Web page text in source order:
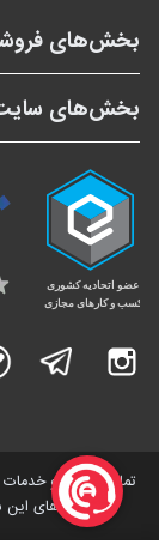
بخش‌های
بخش‌های
اینستاگرام
تمامی کالاها و
و فعالیت های این